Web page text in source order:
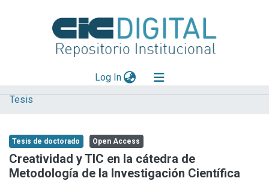
Log In(current)
Explorar
Aportar material
Statistics
Tesis
Tesis de doctorado Open Access
Creatividad y TIC en la cátedra de
Metodología de la Investigación Científica